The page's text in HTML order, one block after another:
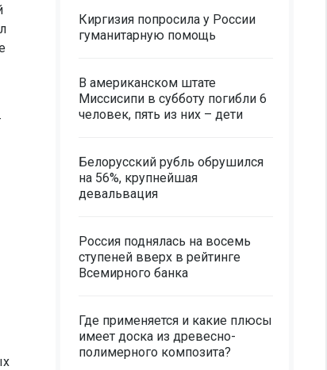
Киргизия попросила у России
гуманитарную помощь
В американском штате
Миссисипи в субботу погибли 6
человек, пять из них – дети
Белорусский рубль обрушился
на 56%, крупнейшая
девальвация
Россия поднялась на восемь
ступеней вверх в рейтинге
Всемирного банка
Где применяется и какие плюсы
имеет доска из древесно-
полимерного композита?